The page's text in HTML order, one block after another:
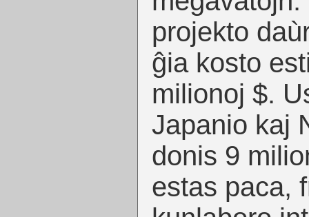
projekto
ĝia kosto
milionoj $.
Japanio kaj
donis 9
estas paca,